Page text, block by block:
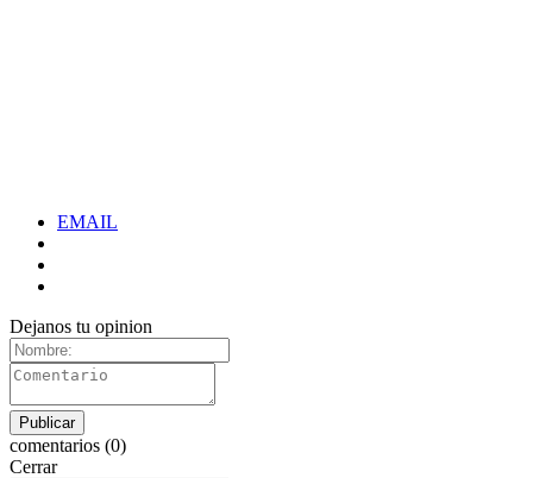
EMAIL
Dejanos tu opinion
comentarios (0)
Cerrar